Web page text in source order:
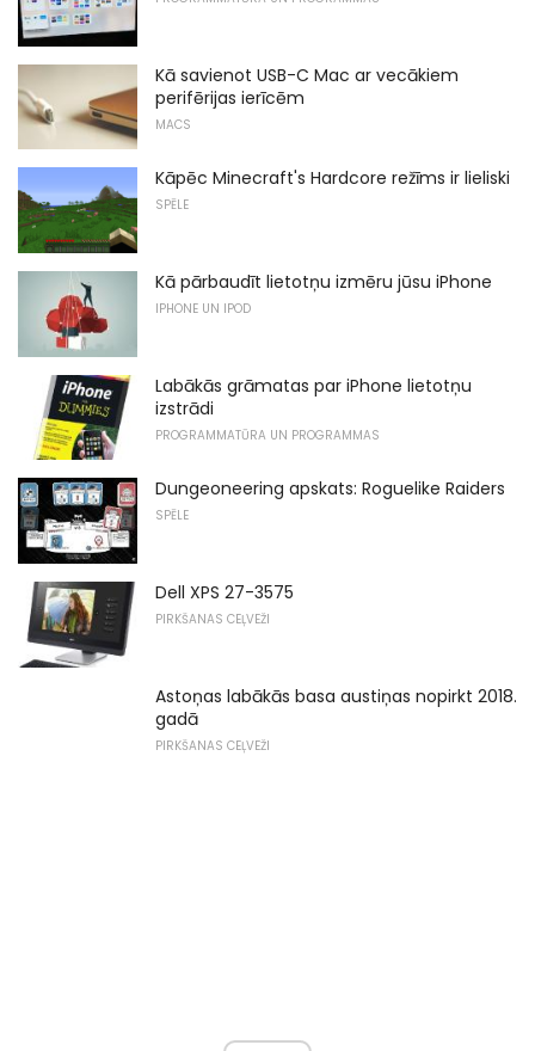
Kā savienot USB-C Mac ar vecākiem
perifērijas ierīcēm
MACS
Kāpēc Minecraft's Hardcore režīms ir lieliski
SPĒLE
Kā pārbaudīt lietotņu izmēru jūsu iPhone
IPHONE UN IPOD
Labākās grāmatas par iPhone lietotņu
izstrādi
PROGRAMMATŪRA UN PROGRAMMAS
Dungeoneering apskats: Roguelike Raiders
SPĒLE
Dell XPS 27-3575
PIRKŠANAS CEĻVEŽI
Astoņas labākās basa austiņas nopirkt 2018.
gadā
PIRKŠANAS CEĻVEŽI